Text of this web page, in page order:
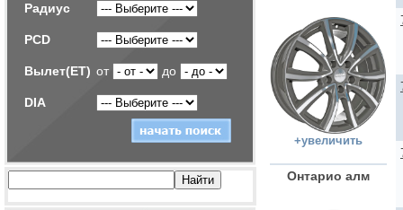
Радиус
PCD
Вылет(ET) от до
DIA
+увеличить
Онтарио алм